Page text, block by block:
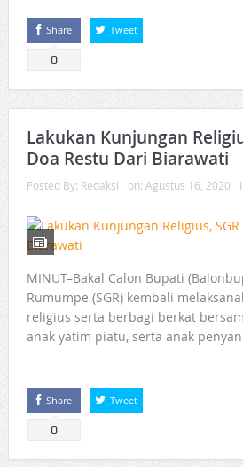
Share
0
Tweet
Lakukan Kunjungan
Doa Restu Dari Biarawati
Posted By: Redaksi on: Agustus 16, 2020
MINUT–Bakal Calon Bupati
Rumumpe (SGR) kembali
religius serta berbagi berkat
anak yatim piatu, serta anak
Share
0
Tweet